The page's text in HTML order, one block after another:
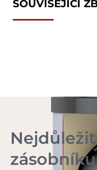
SOUVISEJÍCÍ